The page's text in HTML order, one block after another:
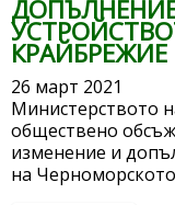
на
КРАЙБРЕЖИЕ
26 март 2021
Министерството
обществено
изменение и
на